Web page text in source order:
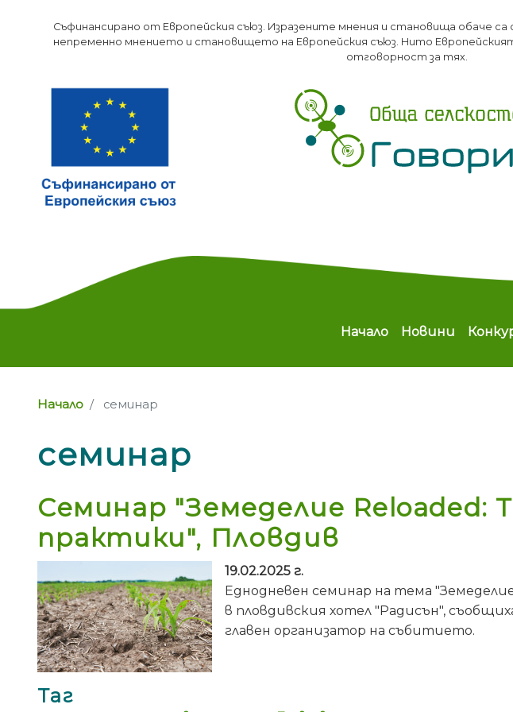
Съфинансирано от Европейския съюз. Изразените мнения и становища обаче
непременно мнението и становището на Европейския съюз. Нито
отговорност за тях.
Main
Начало Новини
Начало семинар
семинар
Семинар "Земеделие
практики", Пловдив
19.02.2025 г.
Еднодневен семинар на тема
в пловдивския хотел "Радисън",
главен организатор на събитието.
Таг